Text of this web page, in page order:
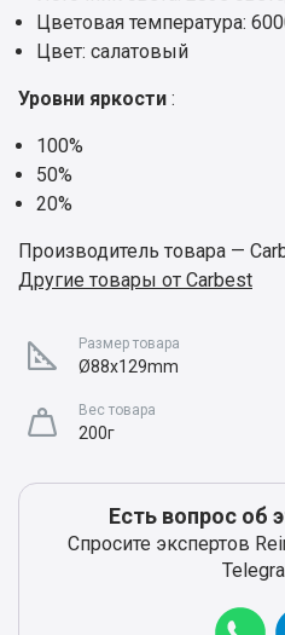
Цветовая температура:
Цвет: салатовый
Уровни яркости :
100%
50%
20%
Производитель товара —
Другие товары от Carbest
Размер товара
Ø88x129mm
Вес товара
200г
Есть вопрос об
Спросите экспертов